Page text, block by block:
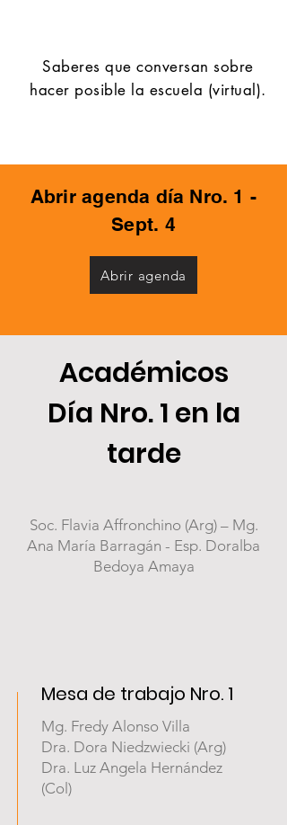
Saberes que conversan sobre
hacer posible la escuela (virtual).
Abrir agenda día Nro. 1 -
Sept. 4
Abrir agenda
Académicos
Día Nro. 1 en la
tarde
Soc. Flavia Affronchino (Arg) – Mg.
Ana María Barragán - Esp. Doralba
Bedoya Amaya
Mesa de trabajo Nro. 1
Mg. Fredy Alonso Villa
Dra. Dora Niedzwiecki (Arg)
Dra. Luz Angela Hernández
(Col)